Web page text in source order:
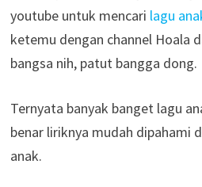
youtube untuk mencari lagu
ketemu dengan channel Hoala
bangsa nih, patut bangga dong.
Ternyata banyak banget lagu
benar liriknya mudah dipahami
anak.